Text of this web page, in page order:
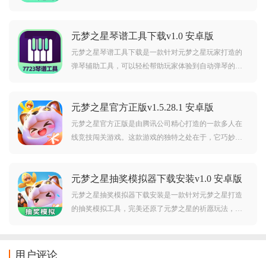
奏，让别的玩家沉浸在你弹奏的优美曲目中吧!
元梦之星琴谱工具下载v1.0 安卓版
元梦之星琴谱工具下载是一款针对元梦之星玩家打造的
弹琴辅助工具，可以轻松帮助玩家体验到自动弹琴的快
元梦之星官方正版v1.5.28.1 安卓版
元梦之星官方正版是由腾讯公司精心打造的一款多人在
线竞技闯关游戏。这款游戏的独特之处在于，它巧妙地
重重关卡，体验超Q弹物理碰撞！
元梦之星抽奖模拟器下载安装v1.0 安卓版
元梦之星抽奖模拟器下载安装是一款针对元梦之星打造
的抽奖模拟工具，完美还原了元梦之星的祈愿玩法，玩
用户评论